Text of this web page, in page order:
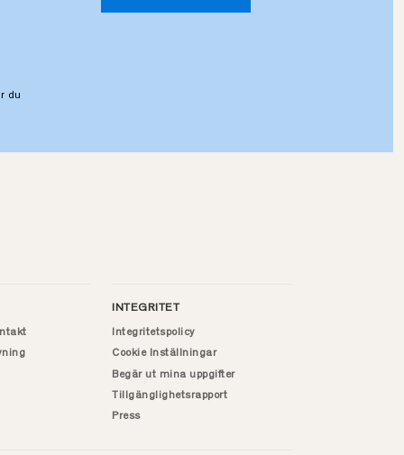
du
INTEGRITET
Integritetspolicy
Cookie Inställningar
Begär ut mina uppgifter
Tillgänglighetsrapport
Press